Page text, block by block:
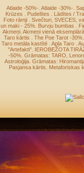
Atlaide -50%- Atlaide -30%-
Krūzes
Pudelītes
Lādītes /
Foto rāmji
Svečturi, SVECES,
un maki - 25% Burvju bumbas
Akmeņi. Akmeņi vienā eksemplārā
Taro kārtis
The Poe Tarot -30%
Taro metāla kastītē
Apļa Taro
"Artefakti". IEROBEŽOTA
-50%. Grāmatas: TARO,
Astroloģija Grāmatas:
Pasjansa kārtis
Metaforiskas